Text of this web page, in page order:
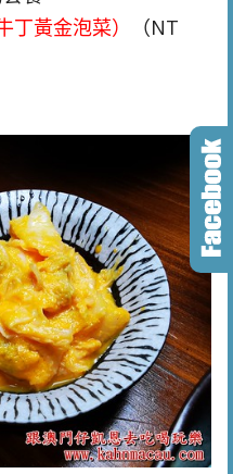
黃金泡菜）
（NT